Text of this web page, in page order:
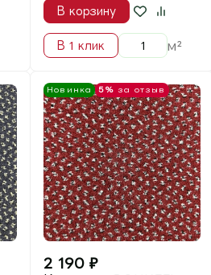
Ковролин BONKEEL
Sweet ( Свиит ) Grey
В наличии
Артикул 703365
В корзину
В 1 клик м²
Новинка 5%за отзыв